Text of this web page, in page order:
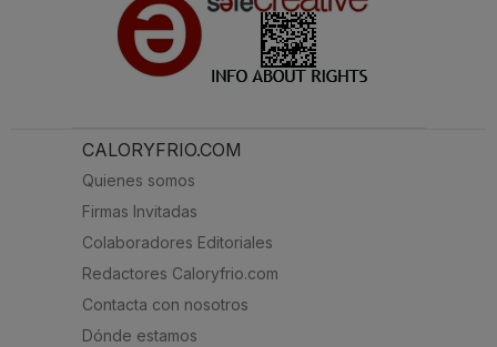
CALORYFRIO.COM
Quienes somos
Firmas Invitadas
Colaboradores Editoriales
Redactores Caloryfrio.com
Contacta con nosotros
Dónde estamos